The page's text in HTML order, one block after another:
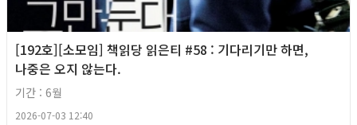
[192호][소모임] 책읽당 읽은티 #58 : 기다리기만 하면,
나중은 오지 않는다.
기간 : 6월
2026-07-03 12:40